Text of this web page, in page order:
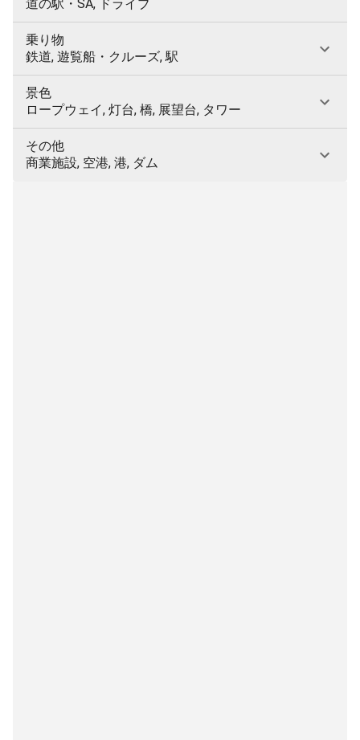
道の駅・SA, ドライブ
乗り物
鉄道, 遊覧船・クルーズ, 駅
景色
ロープウェイ, 灯台, 橋, 展望台, タワー
その他
商業施設, 空港, 港, ダム